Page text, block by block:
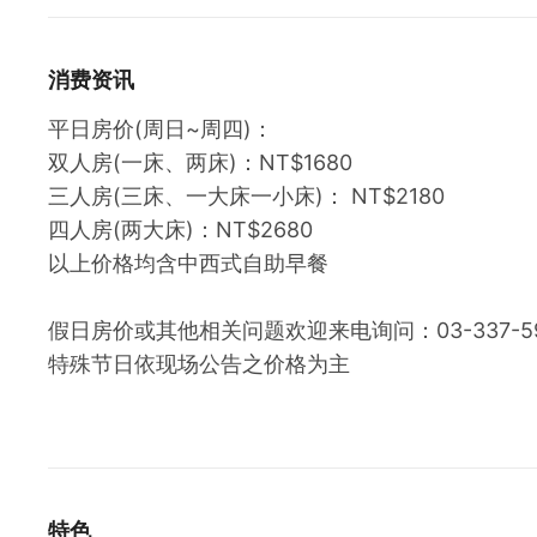
消费资讯
平日房价(周日~周四)：
双人房(一床、两床)：NT$1680
三人房(三床、一大床一小床)： NT$2180
四人房(两大床)：NT$2680
以上价格均含中西式自助早餐
假日房价或其他相关问题欢迎来电询问：03-337-
特殊节日依现场公告之价格为主
特色